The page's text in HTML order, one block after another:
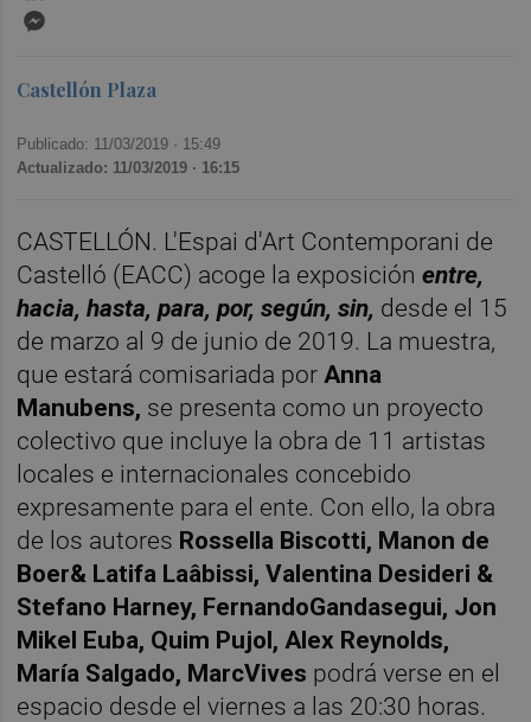
Castellón Plaza
Publicado: 11/03/2019 · 15:49
Actualizado: 11/03/2019 · 16:15
CASTELLÓN. L'Espai d'Art Contemporani de
Castelló (EACC) acoge la exposiciónentre,
hacia, hasta, para, por, según, sin, desde el 15
de marzo al 9 de junio de 2019. La muestra,
que estará comisariada por Anna
Manubens, se presenta como un proyecto
colectivo que incluye la obra de 11 artistas
locales e internacionales concebido
expresamente para el ente. Con ello, la obra
de los autores Rossella Biscotti, Manon de
Boer& Latifa Laâbissi, Valentina Desideri &
Stefano Harney, FernandoGandasegui, Jon
Mikel Euba, Quim Pujol, Alex Reynolds,
María Salgado, MarcVives podrá verse en el
espacio desde el viernes a las 20:30 horas.